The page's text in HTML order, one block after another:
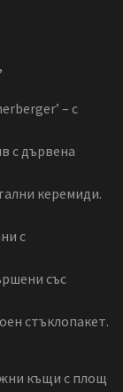
– с
с дървена
керемиди.
с
със
стъклопакет.
къщи с площ